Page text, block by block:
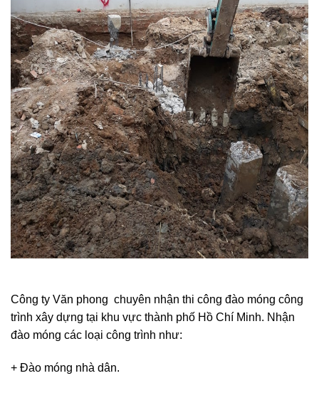
Công ty Văn phong chuyên nhận thi công đào móng công
trình xây dựng tại khu vực thành phố Hồ Chí Minh. Nhận
đào móng các loại công trình như:
+ Đào móng nhà dân.